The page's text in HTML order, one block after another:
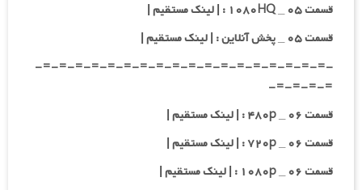
قسمت ۰۵ _ ۱۰۸۰HQ : | لینک مستقیم |
قسمت ۰۵ _ پخش آنلاین : | لینک مستقیم |
-=-=-=-=-=-=-=-=-=-=-=-=-=-=-=-=-=-=-
=-=-=-=-
قسمت ۰۶ _ ۴۸۰p : | لینک مستقیم |
قسمت ۰۶ _ ۷۲۰p : | لینک مستقیم |
قسمت ۰۶ _ ۱۰۸۰p : | لینک مستقیم |